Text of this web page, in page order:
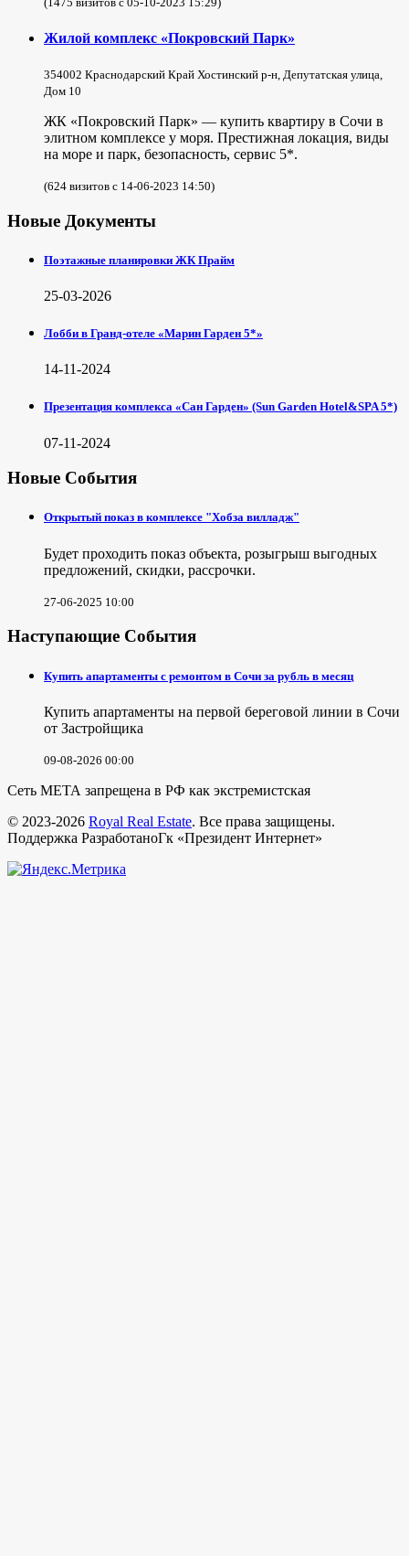
Жилой комплекс «Покровский Парк»
354002 Краснодарский Край Хостинский р-н, Депутатская улица,
Дом 10
ЖК «Покровский Парк» — купить квартиру в Сочи в
элитном комплексе у моря. Престижная локация, виды
на море и парк, безопасность, сервис 5*.
(624 визитов с 14-06-2023 14:50)
Новые Документы
Поэтажные планировки ЖК Прайм
25-03-2026
Лобби в Гранд-отеле «Марин Гарден 5*»
14-11-2024
Презентация комплекса «Сан Гарден» (Sun Garden Hotel&SPA 5*)
07-11-2024
Новые События
Открытый показ в комплексе "Хобза вилладж"
Будет проходить показ объекта, розыгрыш выгодных
предложений, скидки, рассрочки.
27-06-2025 10:00
Наступающие События
Купить апартаменты с ремонтом в Сочи за рубль в месяц
Купить апартаменты на первой береговой линии в Сочи
от Застройщика
09-08-2026 00:00
Сеть МЕТА запрещена в РФ как экстремистская
© 2023-2026 Royal Real Estate. Все права защищены.
Поддержка РазработаноГк «Президент Интернет»